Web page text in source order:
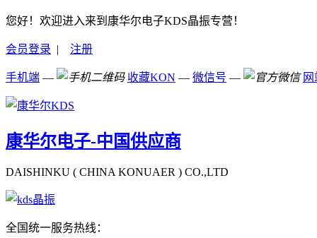
您好！欢迎进入来到康华尔电子KDS晶振专营！
会员登录 | 注册
手机端 — 收藏KON — 微信号 —
康华尔电子-中国供应商
DAISHINKU ( CHINA KONUAER ) CO.,LTD
全国统一服务热线：